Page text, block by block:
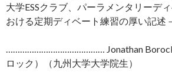
大学ESSクラブ、パーラメンタリーデ
おける定期ディベート練習の厚い記述
…………………………………… Jonathan
ロック）（九州大学大学院生）